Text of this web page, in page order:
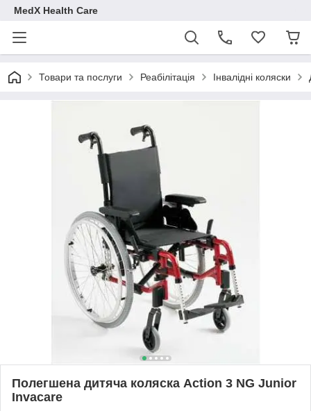
MedX Health Care
Товари та послуги Реабілітація Інвалідні коляски
Полегшена дитяча коляска Action 3 NG Junior
Invacare